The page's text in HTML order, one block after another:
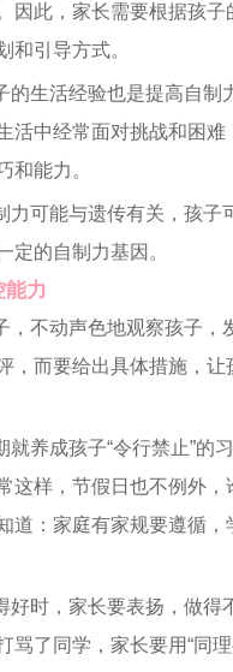
因此，家长需要根据孩子
和引导方式。
的生活经验也是提高自制
活中经常面对挑战和困难
和能力。
力可能与遗传有关，孩子
定的自制力基因。
力
，不动声色地观察孩子，
，而要给出具体措施，让
就养成孩子“令行禁止”的
这样，节假日也不例外，
道：家庭有家规要遵循，
好时，家长要表扬，做得
骂了同学，家长要用“同